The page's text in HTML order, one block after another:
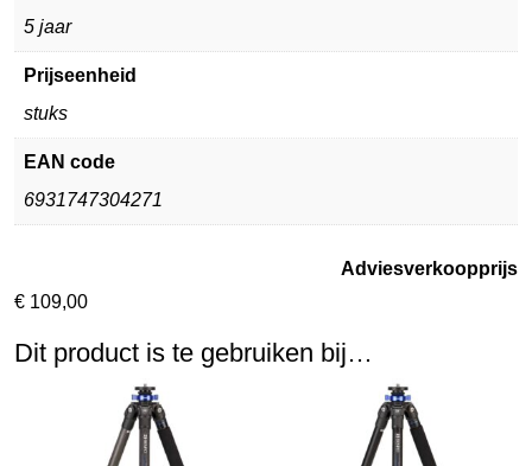
5 jaar
Prijseenheid
stuks
EAN code
6931747304271
Adviesverkoopprijs
€ 109,00
Dit product is te gebruiken bij…